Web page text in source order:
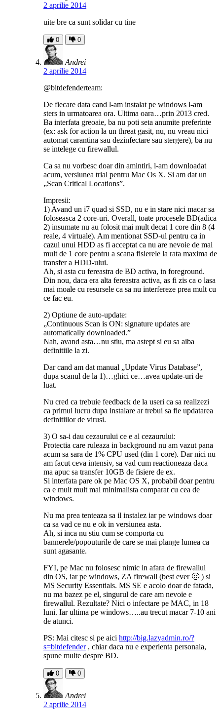
2 aprilie 2014
uite bre ca sunt solidar cu tine
0 0
Andrei
2 aprilie 2014
@bitdefenderteam:
De fiecare data cand l-am instalat pe windows l-am
sters in urmatoarea ora. Ultima oara…prin 2013 cred.
Ba interfata greoaie, ba nu poti seta anumite preferinte
(ex: ask for action la un threat gasit, nu, nu vreau nici
automat carantina sau dezinfectare sau stergere), ba nu
se intelege cu firewallul.
Ca sa nu vorbesc doar din amintiri, l-am downloadat
acum, versiunea trial pentru Mac Os X. Si am dat un
„Scan Critical Locations”.
Impresii:
1) Avand un i7 quad si SSD, nu e in stare nici macar sa
foloseasca 2 core-uri. Overall, toate procesele BD(adica
2) insumate nu au folosit mai mult decat 1 core din 8 (4
reale, 4 virtuale). Am mentionat SSD-ul pentru ca in
cazul unui HDD as fi acceptat ca nu are nevoie de mai
mult de 1 core pentru a scana fisierele la rata maxima de
transfer a HDD-ului.
Ah, si asta cu fereastra de BD activa, in foreground.
Din nou, daca era alta fereastra activa, as fi zis ca o lasa
mai moale cu resursele ca sa nu interfereze prea mult cu
ce fac eu.
2) Optiune de auto-update:
„Continuous Scan is ON: signature updates are
automatically downloaded.”
Nah, avand asta…nu stiu, ma astept si eu sa aiba
definitiile la zi.
Dar cand am dat manual „Update Virus Database”,
dupa scanul de la 1)…ghici ce…avea update-uri de
luat.
Nu cred ca trebuie feedback de la useri ca sa realizezi
ca primul lucru dupa instalare ar trebui sa fie updatarea
definitiilor de virusi.
3) O sa-i dau cezaurului ce e al cezaurului:
Protectia care ruleaza in background nu am vazut pana
acum sa sara de 1% CPU used (din 1 core). Dar nici nu
am facut ceva intensiv, sa vad cum reactioneaza daca
ma apuc sa transfer 10GB de fisiere de ex.
Si interfata pare ok pe Mac OS X, probabil doar pentru
ca e mult mult mai minimalista comparat cu cea de
windows.
Nu ma prea tenteaza sa il instalez iar pe windows doar
ca sa vad ce nu e ok in versiunea asta.
Ah, si inca nu stiu cum se comporta cu
bannerele/popouturile de care se mai plange lumea ca
sunt agasante.
FYI, pe Mac nu folosesc nimic in afara de firewallul
din OS, iar pe windows, ZA firewall (best ever 🙂 ) si
MS Security Essentials. MS SE e acolo doar de fatada,
nu ma bazez pe el, singurul de care am nevoie e
firewallul. Rezultate? Nici o infectare pe MAC, in 18
luni. Iar ultima pe windows…..au trecut macar 7-10 ani
de atunci.
PS: Mai citesc si pe aici http://big.lazyadmin.ro/?
s=bitdefender, chiar daca nu e experienta personala,
spune multe despre BD.
0 0
Andrei
2 aprilie 2014